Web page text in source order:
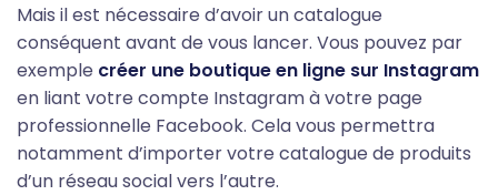
Mais il est nécessaire d’avoir un catalogue
conséquent avant de vous lancer. Vous pouvez par
exemple créer une boutique en ligne sur Instagram
en liant votre compte Instagram à votre page
professionnelle Facebook. Cela vous permettra
notamment d’importer votre catalogue de produits
d’un réseau social vers l’autre.